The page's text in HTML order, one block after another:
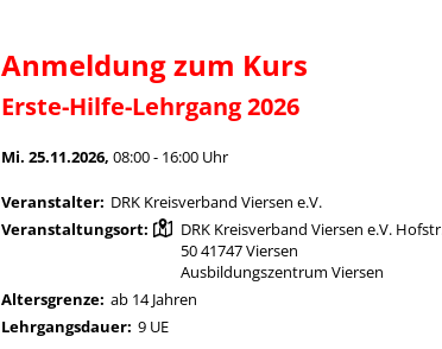
Anmeldung zum Kurs
Erste-Hilfe-Lehrgang 2026
Mi. 25.11.2026, 08:00 - 16:00 Uhr
Veranstalter: DRK Kreisverband Viersen e.V.
Veranstaltungsort:
DRK Kreisverband Viersen e.V.
50 41747 Viersen
Ausbildungszentrum Viersen
Altersgrenze: ab 14 Jahren
Lehrgangsdauer: 9 UE